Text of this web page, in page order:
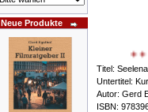
Neue Produkte
+ + +
Titel:
Untertitel:
Autor: Gerd
ISBN: